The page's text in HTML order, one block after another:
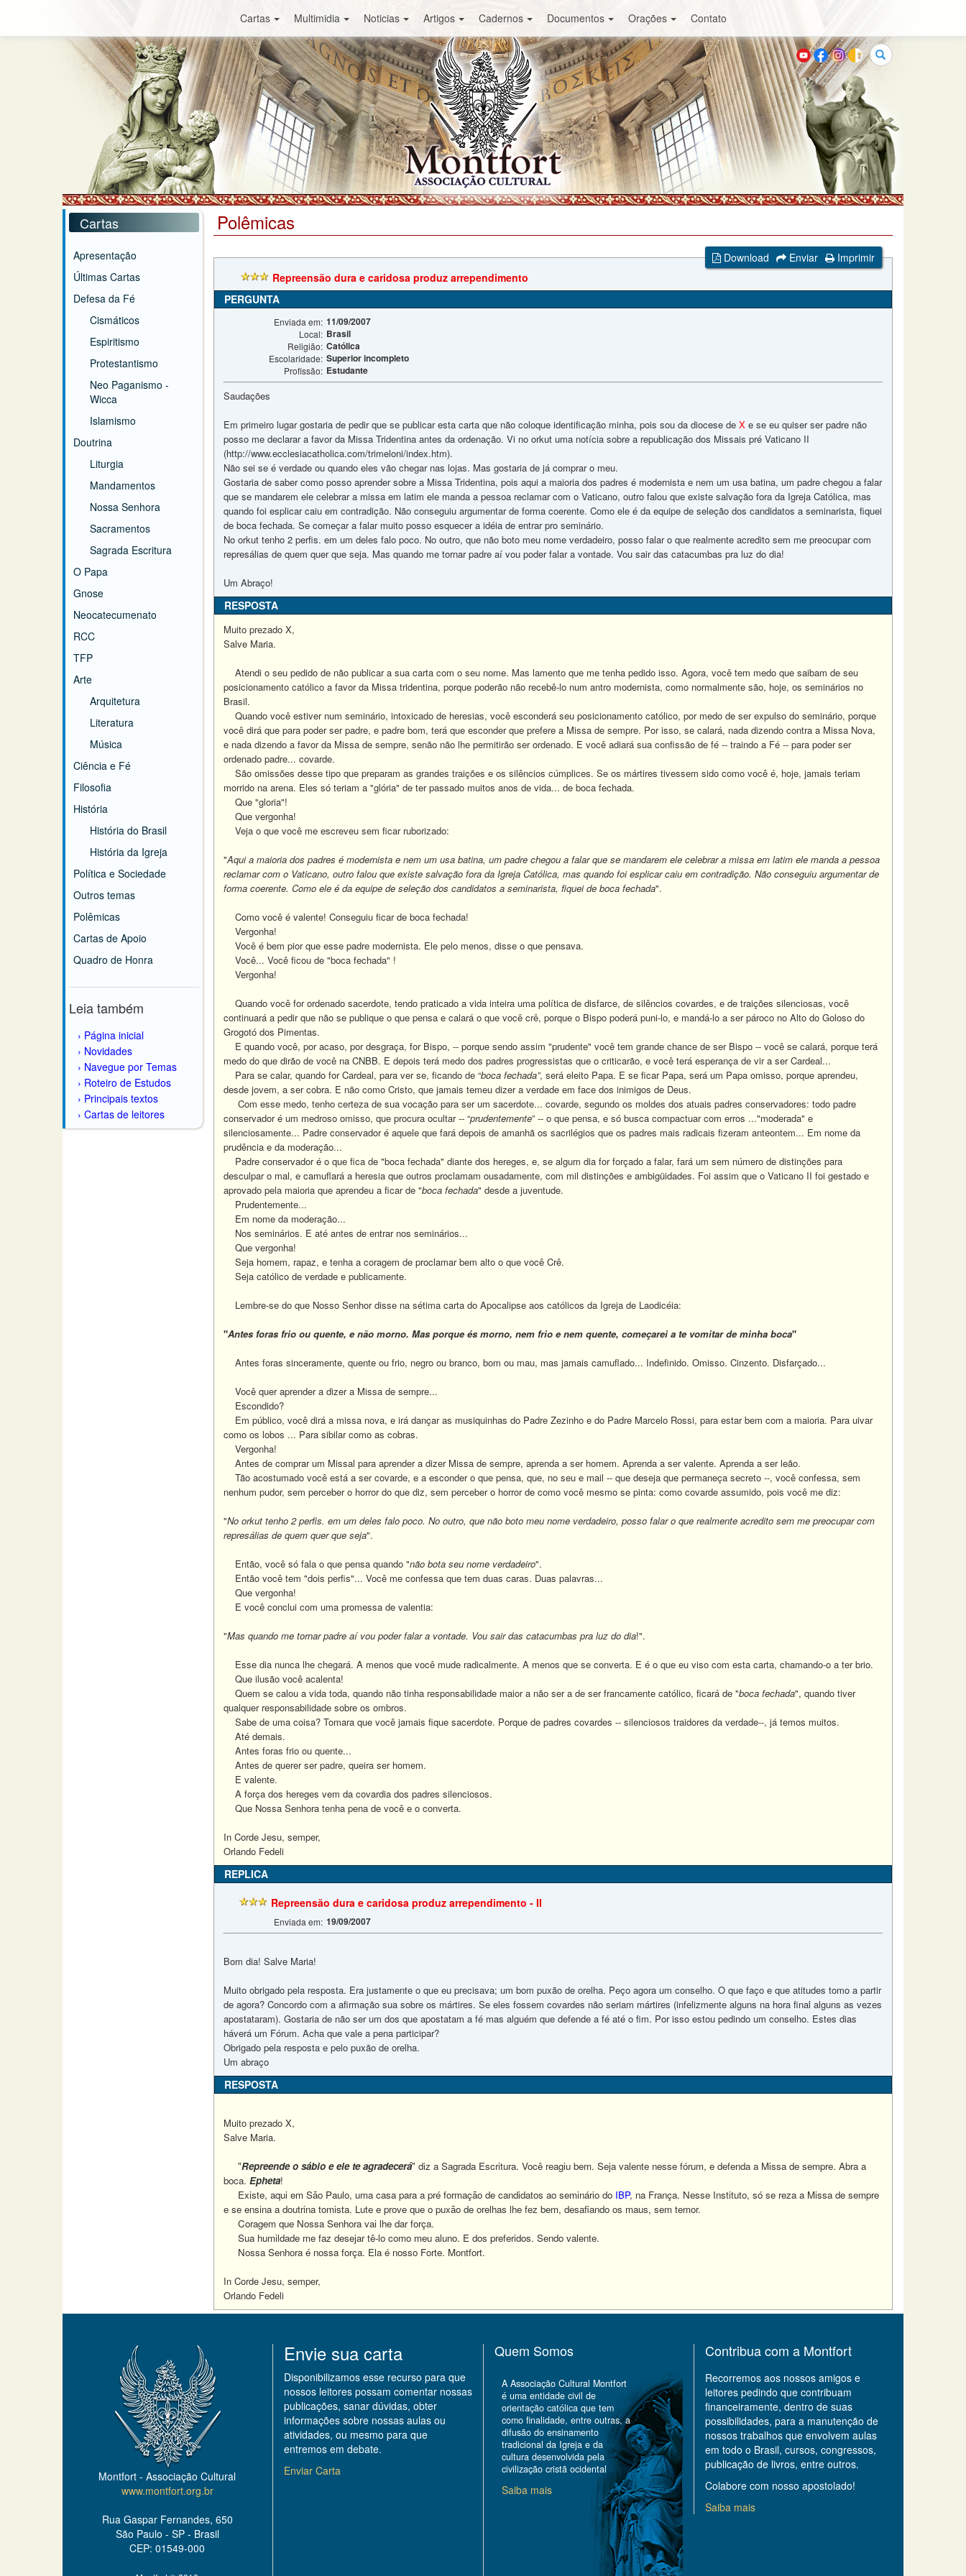
Cartas Multimidia Noticias Artigos Cadernos Documentos Orações Contato
Buscar
Cartas
Apresentação
Últimas Cartas
Defesa da Fé
Cismáticos
Espiritismo
Protestantismo
Neo Paganismo -
Wicca
Islamismo
Doutrina
Liturgia
Mandamentos
Nossa Senhora
Sacramentos
Sagrada Escritura
O Papa
Gnose
Neocatecumenato
RCC
TFP
Arte
Arquitetura
Literatura
Música
Ciência e Fé
Filosofia
História
História do Brasil
História da Igreja
Política e Sociedade
Outros temas
Polêmicas
Cartas de Apoio
Quadro de Honra
Leia também
Página inicial
Novidades
Navegue por Temas
Roteiro de Estudos
Principais textos
Cartas de leitores
Polêmicas
Download Enviar
Imprimir
Repreensão dura e caridosa produz arrependimento
PERGUNTA
Enviada em: 11/09/2007
Local: Brasil
Religião: Católica
Escolaridade: Superior incompleto
Profissão: Estudante
Saudações
Em primeiro lugar gostaria de pedir que se publicar esta carta que não coloque identificação minha, pois sou da diocese de X e se eu quiser ser padre não
posso me declarar a favor da Missa Tridentina antes da ordenação. Vi no orkut uma notícia sobre a republicação dos Missais pré Vaticano II
(http://www.ecclesiacatholica.com/trimeloni/index.htm).
Não sei se é verdade ou quando eles vão chegar nas lojas. Mas gostaria de já comprar o meu.
Gostaria de saber como posso aprender sobre a Missa Tridentina, pois aqui a maioria dos padres é modernista e nem um usa batina, um padre chegou a falar
que se mandarem ele celebrar a missa em latim ele manda a pessoa reclamar com o Vaticano, outro falou que existe salvação fora da Igreja Católica, mas
quando foi esplicar caiu em contradição. Não conseguiu argumentar de forma coerente. Como ele é da equipe de seleção dos candidatos a seminarista, fiquei
de boca fechada. Se começar a falar muito posso esquecer a idéia de entrar pro seminário.
No orkut tenho 2 perfis. em um deles falo poco. No outro, que não boto meu nome verdadeiro, posso falar o que realmente acredito sem me preocupar com
represálias de quem quer que seja. Mas quando me tornar padre aí vou poder falar a vontade. Vou sair das catacumbas pra luz do dia!
Um Abraço!
RESPOSTA
Muito prezado X,
Salve Maria.
Atendi o seu pedido de não publicar a sua carta com o seu nome. Mas lamento que me tenha pedido isso. Agora, você tem medo que saibam de seu
posicionamento católico a favor da Missa tridentina, porque poderão não recebê-lo num antro modernista, como normalmente são, hoje, os seminários no
Brasil.
Quando você estiver num seminário, intoxicado de heresias, você esconderá seu posicionamento católico, por medo de ser expulso do seminário, porque
você dirá que para poder ser padre, e padre bom, terá que esconder que prefere a Missa de sempre. Por isso, se calará, nada dizendo contra a Missa Nova,
e nada dizendo a favor da Missa de sempre, senão não lhe permitirão ser ordenado. E você adiará sua confissão de fé -- traindo a Fé -- para poder ser
ordenado padre... covarde.
São omissões desse tipo que preparam as grandes traições e os silêncios cúmplices. Se os mártires tivessem sido como você é, hoje, jamais teriam
morrido na arena. Eles só teriam a "glória" de ter passado muitos anos de vida... de boca fechada.
Que "gloria"!
Que vergonha!
Veja o que você me escreveu sem ficar ruborizado:
"Aqui a maioria dos padres é modernista e nem um usa batina, um padre chegou a falar que se mandarem ele celebrar a missa em latim ele manda a pessoa
reclamar com o Vaticano, outro falou que existe salvação fora da Igreja Católica, mas quando foi esplicar caiu em contradição. Não conseguiu argumentar de
forma coerente. Como ele é da equipe de seleção dos candidatos a seminarista, fiquei de boca fechada".
Como você é valente! Conseguiu ficar de boca fechada!
Vergonha!
Você é bem pior que esse padre modernista. Ele pelo menos, disse o que pensava.
Você... Você ficou de "boca fechada" !
Vergonha!
Quando você for ordenado sacerdote, tendo praticado a vida inteira uma política de disfarce, de silêncios covardes, e de traições silenciosas, você
continuará a pedir que não se publique o que pensa e calará o que você crê, porque o Bispo poderá puni-lo, e mandá-lo a ser pároco no Alto do Goloso do
Grogotó dos Pimentas.
E quando você, por acaso, por desgraça, for Bispo, -- porque sendo assim "prudente" você tem grande chance de ser Bispo -- você se calará, porque terá
medo do que dirão de você na CNBB. E depois terá medo dos padres progressistas que o criticarão, e você terá esperança de vir a ser Cardeal...
Para se calar, quando for Cardeal, para ver se, ficando de “boca fechada”, será eleito Papa. E se ficar Papa, será um Papa omisso, porque aprendeu,
desde jovem, a ser cobra. E não como Cristo, que jamais temeu dizer a verdade em face dos inimigos de Deus.
Com esse medo, tenho certeza de sua vocação para ser um sacerdote... covarde, segundo os moldes dos atuais padres conservadores: todo padre
conservador é um medroso omisso, que procura ocultar -- “prudentemente” -- o que pensa, e só busca compactuar com erros ..."moderada" e
silenciosamente... Padre conservador é aquele que fará depois de amanhã os sacrilégios que os padres mais radicais fizeram anteontem... Em nome da
prudência e da moderação...
Padre conservador é o que fica de "boca fechada" diante dos hereges, e, se algum dia for forçado a falar, fará um sem número de distinções para
desculpar o mal, e camuflará a heresia que outros proclamam ousadamente, com mil distinções e ambigüidades. Foi assim que o Vaticano II foi gestado e
aprovado pela maioria que aprendeu a ficar de "boca fechada" desde a juventude.
Prudentemente...
Em nome da moderação...
Nos seminários. E até antes de entrar nos seminários...
Que vergonha!
Seja homem, rapaz, e tenha a coragem de proclamar bem alto o que você Crê.
Seja católico de verdade e publicamente.
Lembre-se do que Nosso Senhor disse na sétima carta do Apocalipse aos católicos da Igreja de Laodicéia:
"Antes foras frio ou quente, e não morno. Mas porque és morno, nem frio e nem quente, começarei a te vomitar de minha boca"
Antes foras sinceramente, quente ou frio, negro ou branco, bom ou mau, mas jamais camuflado... Indefinido. Omisso. Cinzento. Disfarçado...
Você quer aprender a dizer a Missa de sempre...
Escondido?
Em público, você dirá a missa nova, e irá dançar as musiquinhas do Padre Zezinho e do Padre Marcelo Rossi, para estar bem com a maioria. Para uivar
como os lobos ... Para sibilar como as cobras.
Vergonha!
Antes de comprar um Missal para aprender a dizer Missa de sempre, aprenda a ser homem. Aprenda a ser valente. Aprenda a ser leão.
Tão acostumado você está a ser covarde, e a esconder o que pensa, que, no seu e mail -- que deseja que permaneça secreto --, você confessa, sem
nenhum pudor, sem perceber o horror do que diz, sem perceber o horror de como você mesmo se pinta: como covarde assumido, pois você me diz:
"No orkut tenho 2 perfis. em um deles falo poco. No outro, que não boto meu nome verdadeiro, posso falar o que realmente acredito sem me preocupar com
represálias de quem quer que seja".
Então, você só fala o que pensa quando "não bota seu nome verdadeiro".
Então você tem "dois perfis"... Você me confessa que tem duas caras. Duas palavras...
Que vergonha!
E você conclui com uma promessa de valentia:
"Mas quando me tornar padre aí vou poder falar a vontade. Vou sair das catacumbas pra luz do dia!".
Esse dia nunca lhe chegará. A menos que você mude radicalmente. A menos que se converta. E é o que eu viso com esta carta, chamando-o a ter brio.
Que ilusão você acalenta!
Quem se calou a vida toda, quando não tinha responsabilidade maior a não ser a de ser francamente católico, ficará de "boca fechada", quando tiver
qualquer responsabilidade sobre os ombros.
Sabe de uma coisa? Tomara que você jamais fique sacerdote. Porque de padres covardes -- silenciosos traidores da verdade--, já temos muitos.
Até demais.
Antes foras frio ou quente...
Antes de querer ser padre, queira ser homem.
E valente.
A força dos hereges vem da covardia dos padres silenciosos.
Que Nossa Senhora tenha pena de você e o converta.
In Corde Jesu, semper,
Orlando Fedeli
REPLICA
Repreensão dura e caridosa produz arrependimento - II
Enviada em: 19/09/2007
Bom dia! Salve Maria!
Muito obrigado pela resposta. Era justamente o que eu precisava; um bom puxão de orelha. Peço agora um conselho. O que faço e que atitudes tomo a partir
de agora? Concordo com a afirmação sua sobre os mártires. Se eles fossem covardes não seriam mártires (infelizmente alguns na hora final alguns as vezes
apostataram). Gostaria de não ser um dos que apostatam a fé mas alguém que defende a fé até o fim. Por isso estou pedindo um conselho. Estes dias
háverá um Fórum. Acha que vale a pena participar?
Obrigado pela resposta e pelo puxão de orelha.
Um abraço
RESPOSTA
Muito prezado X,
Salve Maria.
"Repreende o sábio e ele te agradecerá" diz a Sagrada Escritura. Você reagiu bem. Seja valente nesse fórum, e defenda a Missa de sempre. Abra a
boca. Epheta!
Existe, aqui em São Paulo, uma casa para a pré formação de candidatos ao seminário do IBP, na França. Nesse Instituto, só se reza a Missa de sempre
e se ensina a doutrina tomista. Lute e prove que o puxão de orelhas lhe fez bem, desafiando os maus, sem temor.
Coragem que Nossa Senhora vai lhe dar força.
Sua humildade me faz desejar tê-lo como meu aluno. E dos preferidos. Sendo valente.
Nossa Senhora é nossa força. Ela é nosso Forte. Montfort.
In Corde Jesu, semper,
Orlando Fedeli
Montfort - Associação Cultural
www.montfort.org.br
Rua Gaspar Fernandes, 650
São Paulo - SP - Brasil
CEP: 01549-000
Envie sua carta
Disponibilizamos esse recurso para que
nossos leitores possam comentar nossas
publicações, sanar dúvidas, obter
informações sobre nossas aulas ou
atividades, ou mesmo para que
entremos em debate.
Enviar Carta
Quem Somos
A Associação Cultural Montfort
é uma entidade civil de
orientação católica que tem
como finalidade, entre outras, a
difusão do ensinamento
tradicional da Igreja e da
cultura desenvolvida pela
civilização cristã ocidental
Saiba mais
Contribua com a Montfort
Recorremos aos nossos amigos e
leitores pedindo que contribuam
financeiramente, dentro de suas
possibilidades, para a manutenção de
nossos trabalhos que envolvem aulas
em todo o Brasil, cursos, congressos,
publicação de livros, entre outros.
Colabore com nosso apostolado!
Saiba mais